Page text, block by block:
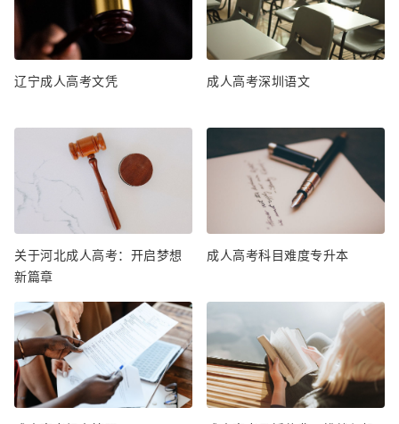
辽宁成人高考文凭 成人高考深圳语文
关于河北成人高考：开启梦想
新篇章
成人高考科目难度专升本